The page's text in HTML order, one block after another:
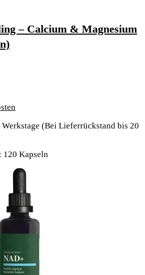
– Calcium & Magnesium
Werkstage (Bei Lieferrückstand bis 20
120 Kapseln